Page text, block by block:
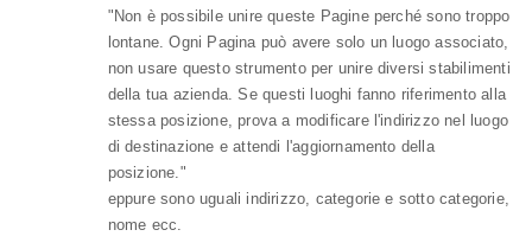
"Non è possibile unire queste Pagine perché sono troppo
lontane. Ogni Pagina può avere solo un luogo associato,
non usare questo strumento per unire diversi stabilimenti
della tua azienda. Se questi luoghi fanno riferimento alla
stessa posizione, prova a modificare l'indirizzo nel luogo
di destinazione e attendi l'aggiornamento della
posizione."
eppure sono uguali indirizzo, categorie e sotto categorie,
nome ecc.